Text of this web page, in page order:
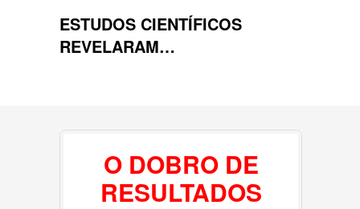
ESTUDOS CIENTÍFICOS
REVELARAM…
O DOBRO DE
RESULTADOS